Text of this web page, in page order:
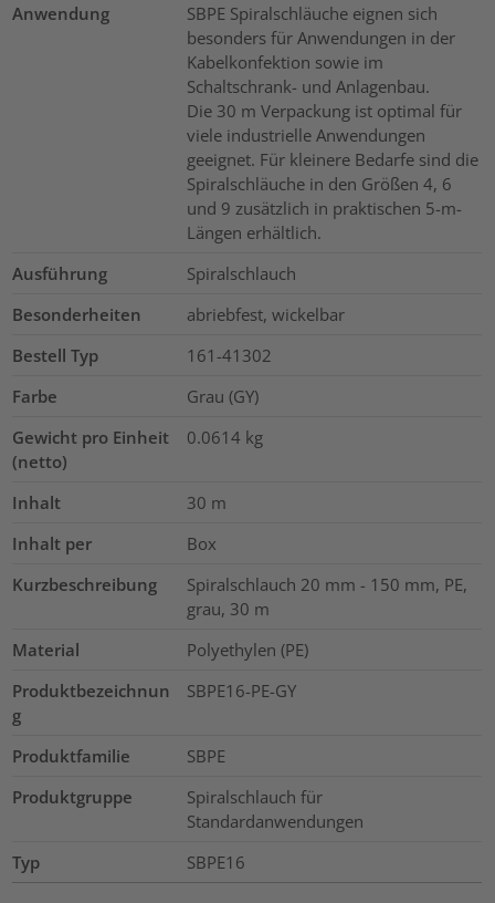
Anwendung
SBPE Spiralschläuche eignen sich
besonders für Anwendungen in der
Kabelkonfektion sowie im
Schaltschrank- und Anlagenbau.
Die 30 m Verpackung ist optimal für
viele industrielle Anwendungen
geeignet. Für kleinere Bedarfe sind die
Spiralschläuche in den Größen 4, 6
und 9 zusätzlich in praktischen 5-m-
Längen erhältlich.
Ausführung
Spiralschlauch
Besonderheiten
abriebfest, wickelbar
Bestell Typ
161-41302
Farbe
Grau (GY)
Gewicht pro Einheit
(netto)
0.0614 kg
Inhalt 30 m
Inhalt per
Box
Kurzbeschreibung
Spiralschlauch 20 mm - 150 mm, PE,
grau, 30 m
Material
Polyethylen (PE)
Produktbezeichnun
g
SBPE16-PE-GY
Produktfamilie
SBPE
Produktgruppe
Spiralschlauch für
Standardanwendungen
Typ
SBPE16